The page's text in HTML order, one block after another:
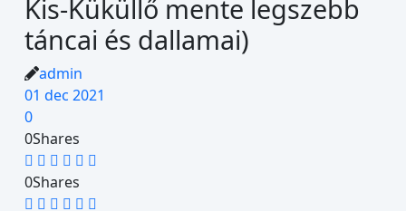
Kis-Küküllő mente legszebb
táncai és dallamai)
admin
01 dec 2021
0
0Shares
0Shares